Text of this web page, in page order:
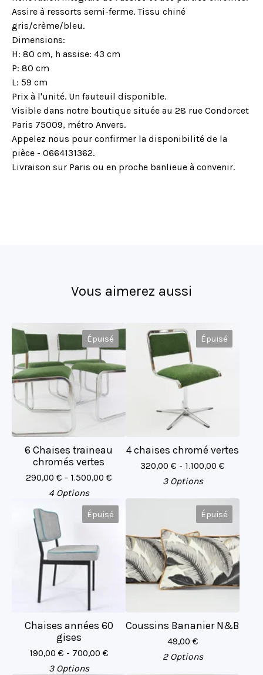
Assire à ressorts semi-ferme. Tissu chiné
gris/crème/bleu.
Dimensions:
H: 80 cm, h assise: 43 cm
P: 80 cm
L: 59 cm
Prix à l'unité. Un fauteuil disponible.
Visible dans notre boutique située au 28 rue Condorcet
Paris 75009, métro Anvers.
Appelez nous pour confirmer la disponibilité de la
pièce - 0664131362.
Livraison sur Paris ou en proche banlieue à convenir.
Vous aimerez aussi
Épuisé
6 Chaises traineau
chromés vertes
290,00 € - 1.500,00 €
4 Options
Épuisé
4 chaises chromé vertes
320,00 € - 1.100,00 €
3 Options
Épuisé
Chaises années 60
gises
190,00 € - 700,00 €
3 Options
Épuisé
Coussins Bananier N&B
49,00 €
2 Options